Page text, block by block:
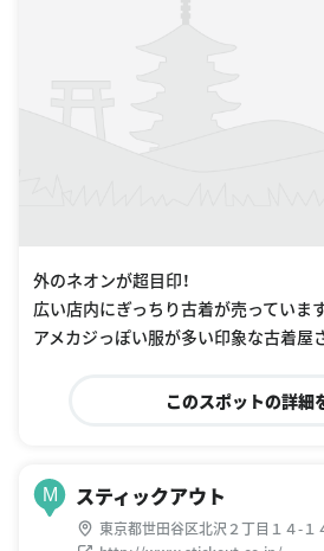
外のネオンが超目印！
広い店内にぎっちり古着が売っています
アメカジっぽい服が多い印象な古着屋
このスポットの詳細
M スティックアウト
東京都世田谷区北沢２丁目１４-１